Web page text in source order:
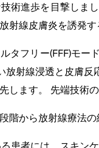
術進歩を目撃しま
線皮膚炎を誘発す
タフリー(FFF)モ
放射線浸透と皮膚
します。 先端技術
階から放射線療法